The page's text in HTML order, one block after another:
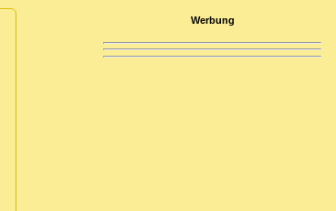
Werbung